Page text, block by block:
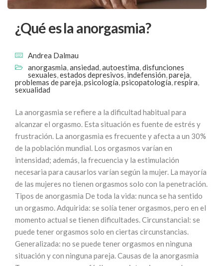
¿Qué es la anorgasmia?
Andrea Dalmau
anorgasmia,ansiedad,autoestima,disfunciones
sexuales,estados depresivos, indefensión,pareja,
problemas de pareja,psicología,psicopatología,respira,
sexualidad
La anorgasmia se refiere a la dificultad habitual para
alcanzar el orgasmo. Esta situación es fuente de estrés y
frustración. La anorgasmia es frecuente y afecta a un 30%
de la población mundial. Los orgasmos varían en
intensidad; además, la frecuencia y la estimulación
necesaria para causarlos varían según la mujer. La mayoría
de las mujeres no tienen orgasmos solo con la penetración.
Tipos de anorgasmia De toda la vida: nunca se ha sentido
un orgasmo. Adquirida: se solía tener orgasmos, pero en el
momento actual se tienen dificultades. Circunstancial: se
puede tener orgasmos solo en ciertas circunstancias.
Generalizada: no se puede tener orgasmos en ninguna
situación y con ninguna pareja. Causas de la anorgasmia